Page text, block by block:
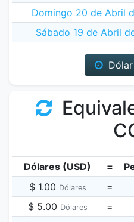
Domingo 20 de Abril
Sábado 19 de Abril
Dólares (USD) =
$ 1.00 Dólares =
$ 5.00 Dólares =